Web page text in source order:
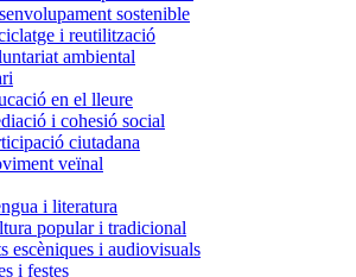
sostenible
i reutilització
ambiental
en el lleure
i cohesió social
ciutadana
veïnal
i literatura
popular i tradicional
escèniques i audiovisuals
i festes